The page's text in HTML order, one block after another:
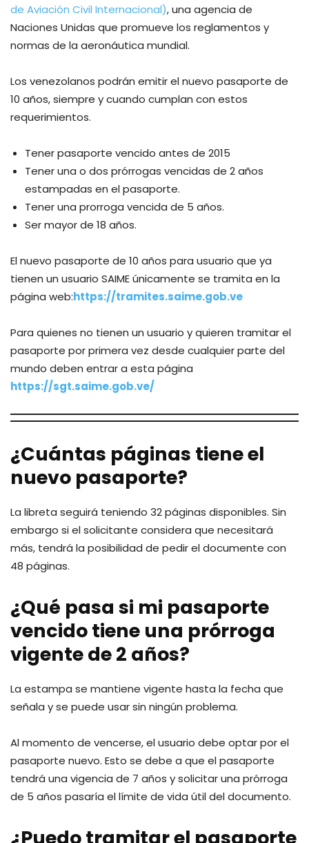
de Aviación Civil Internacional), una agencia de
Naciones Unidas que promueve los reglamentos y
normas de la aeronáutica mundial.
Los venezolanos podrán emitir el nuevo pasaporte de
10 años, siempre y cuando cumplan con estos
requerimientos.
Tener pasaporte vencido antes de 2015
Tener una o dos prórrogas vencidas de 2 años
estampadas en el pasaporte.
Tener una prorroga vencida de 5 años.
Ser mayor de 18 años.
El nuevo pasaporte de 10 años para usuario que ya
tienen un usuario SAIME únicamente se tramita en la
página web:https://tramites.saime.gob.ve
Para quienes no tienen un usuario y quieren tramitar el
pasaporte por primera vez desde cualquier parte del
mundo deben entrar a esta página
https://sgt.saime.gob.ve/
¿Cuántas páginas tiene el
nuevo pasaporte?
La libreta seguirá teniendo 32 páginas disponibles. Sin
embargo si el solicitante considera que necesitará
más, tendrá la posibilidad de pedir el documente con
48 páginas.
¿Qué pasa si mi pasaporte
vencido tiene una prórroga
vigente de 2 años?
La estampa se mantiene vigente hasta la fecha que
señala y se puede usar sin ningún problema.
Al momento de vencerse, el usuario debe optar por el
pasaporte nuevo. Esto se debe a que el pasaporte
tendrá una vigencia de 7 años y solicitar una prórroga
de 5 años pasaría el límite de vida útil del documento.
¿Puedo tramitar el pasaporte